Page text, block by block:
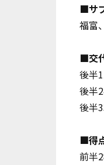
■サ
福富
■交
後半
後半
後半
■得
前半